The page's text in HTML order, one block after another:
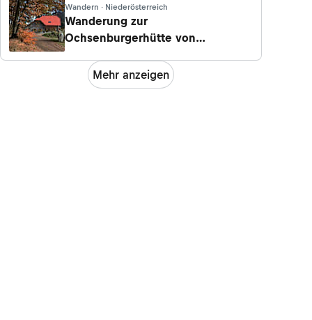
Wandern · Niederösterreich
Wanderung zur
Ochsenburgerhütte von
Mehr anzeigen